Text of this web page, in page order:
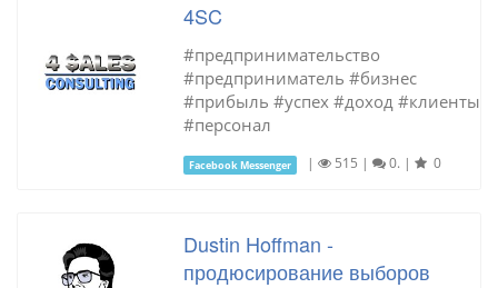
4SC
#предпринимательство
#предприниматель #бизнес
#прибыль #успех #доход #клиенты
#персонал
Facebook Messenger | 515 | 0. | 0
Dustin Hoffman -
продюсирование выборов